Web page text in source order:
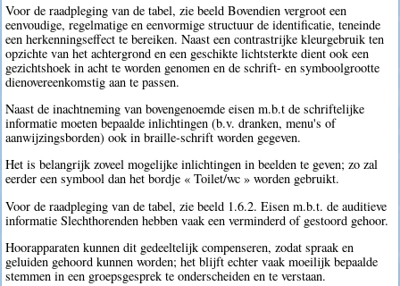
Voor de raadpleging van de tabel, zie beeld Bovendien vergroot een
eenvoudige, regelmatige en eenvormige structuur de identificatie, teneinde
een herkenningseffect te bereiken. Naast een contrastrijke kleurgebruik ten
opzichte van het achtergrond en een geschikte lichtsterkte dient ook een
gezichtshoek in acht te worden genomen en de schrift- en symboolgrootte
dienovereenkomstig aan te passen.
Naast de inachtneming van bovengenoemde eisen m.b.t de schriftelijke
informatie moeten bepaalde inlichtingen (b.v. dranken, menu's of
aanwijzingsborden) ook in braille-schrift worden gegeven.
Het is belangrijk zoveel mogelijke inlichtingen in beelden te geven; zo zal
eerder een symbool dan het bordje « Toilet/wc » worden gebruikt.
Voor de raadpleging van de tabel, zie beeld 1.6.2. Eisen m.b.t. de auditieve
informatie Slechthorenden hebben vaak een verminderd of gestoord gehoor.
Hoorapparaten kunnen dit gedeeltelijk compenseren, zodat spraak en
geluiden gehoord kunnen worden; het blijft echter vaak moeilijk bepaalde
stemmen in een groepsgesprek te onderscheiden en te verstaan.